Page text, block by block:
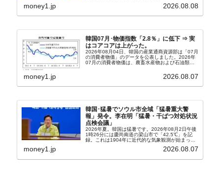
『朝鮮日報』に面白い記事が出ています。「東西南
money1.jp 2026.08.08
韓国07月･物価指数「2.8％」に低下 ⇒ 実
はコアコアは上がった。
2026年08月04日、韓国の産業通商資源部は「07月
の消費者物価」のデータを公表しました。2026年
07月の消費者物価は、農畜水産物および石油類の
2.8％上昇（06月は3.2％）となり、上昇率は前...
money1.jp 2026.08.07
韓国･猛暑でソウル市全域「猛暑重大警
報」発令。李在明「猛暑・干ばつ対処状況
点検会議」
2026年夏。韓国は猛暑です。2026年08月2日午後
1時26分には慶尚南道の梁山市で「42.5℃」を記
録。これは1904年に近代的な気象観測が始まって
ウル市全域への「猛暑重大警報」が発令され...
money1.jp 2026.08.07